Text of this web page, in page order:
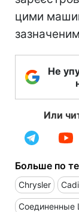
цими
Не
Или
Больше по
Chrysler
Соединенные